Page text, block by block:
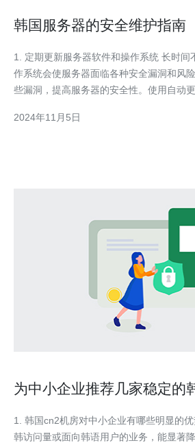
韩国服务器的安全维护指南
1. 定期更新服务器软件和操作系统 长时间
作系统会使服务器面临各种安全漏洞和风
些漏洞，提高服务器的安全性。使用自动
因素身份验证可以极大地提高服务器的安
2024年11月5日
为中小企业推荐几家稳定的
1. 韩国cn2机房对中小企业有哪些明显的
韩访问量或面向韩语用户的业务，能显著